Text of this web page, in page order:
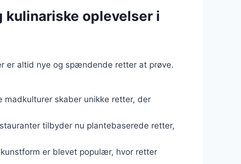
kulinariske oplevelser i
er altid nye og spændende retter at prøve.
madkulturer skaber unikke retter, der
tilbyder nu plantebaserede retter,
er blevet populær, hvor retter